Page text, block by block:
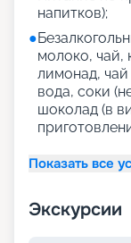
напитков);
●
молоко, чай,
лимонад,
вода, соки
шоколад (в
Показать все
Экскурсии